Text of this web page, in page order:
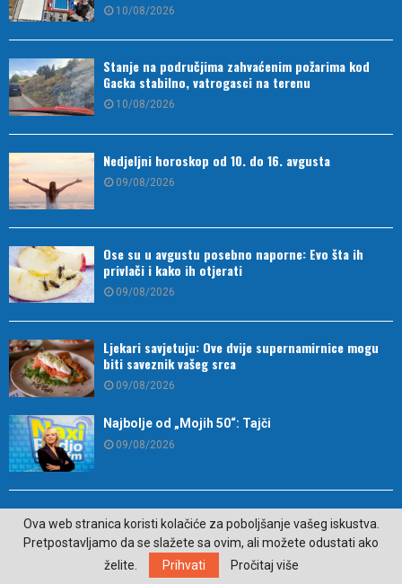
10/08/2026
Stanje na područjima zahvaćenim požarima kod
Gacka stabilno, vatrogasci na terenu
10/08/2026
Nedjeljni horoskop od 10. do 16. avgusta
09/08/2026
Ose su u avgustu posebno naporne: Evo šta ih
privlači i kako ih otjerati
09/08/2026
Ljekari savjetuju: Ove dvije supernamirnice mogu
biti saveznik vašeg srca
09/08/2026
Najbolje od „Mojih 50“: Tajči
09/08/2026
Prelijepa priroda Nevesinja u znaku druženja i
takmičenja na Alagovcu
09/08/2026
Ova web stranica koristi kolačiće za poboljšanje vašeg iskustva.
Pretpostavljamo da se slažete sa ovim, ali možete odustati ako
želite.
Prihvati Pročitaj više